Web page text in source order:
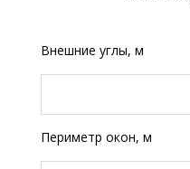
Внешние углы, м
Периметр окон, м